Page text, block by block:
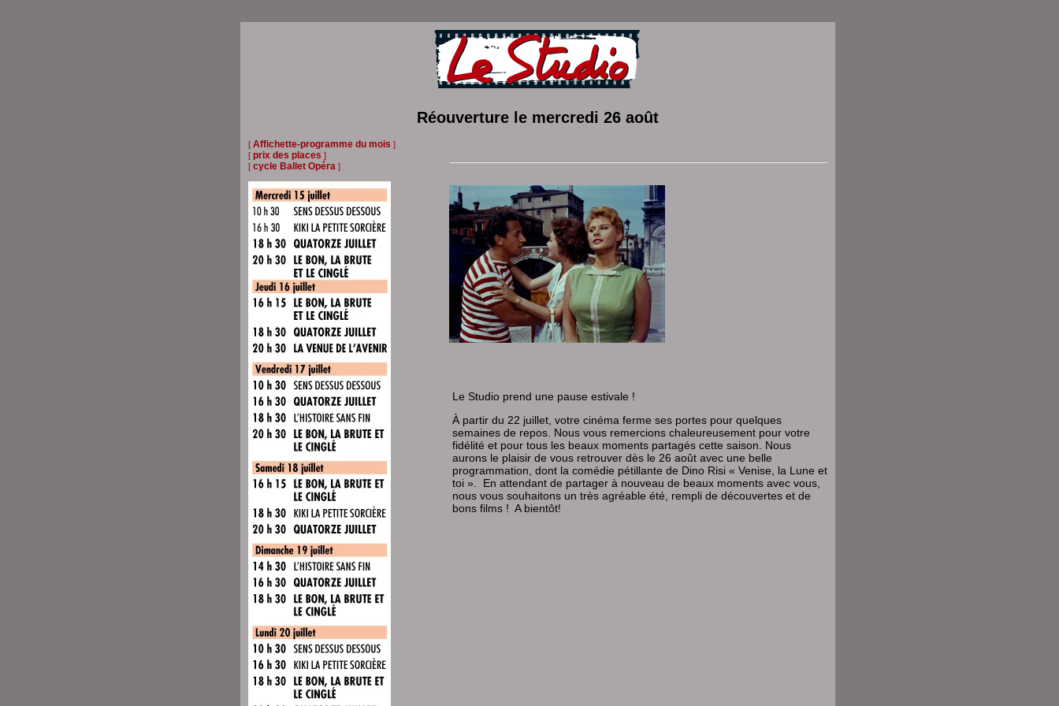
Réouverture le mercredi 26 août
[ Affichette-programme du mois ]
[ prix des places ]
[ cycle Ballet Opéra ]
Le Studio prend une pause estivale !
À partir du 22 juillet, votre cinéma ferme ses portes pour quelques
semaines de repos. Nous vous remercions chaleureusement pour votre
fidélité et pour tous les beaux moments partagés cette saison. Nous
aurons le plaisir de vous retrouver dès le 26 août avec une belle
programmation, dont la comédie pétillante de Dino Risi « Venise, la Lune et
toi ». En attendant de partager à nouveau de beaux moments avec vous,
nous vous souhaitons un très agréable été, rempli de découvertes et de
bons films ! A bientôt!